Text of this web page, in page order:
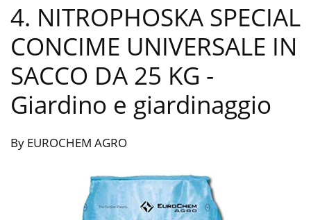
4. NITROPHOSKA SPECIAL
CONCIME UNIVERSALE IN
SACCO DA 25 KG -
Giardino e giardinaggio
By EUROCHEM AGRO